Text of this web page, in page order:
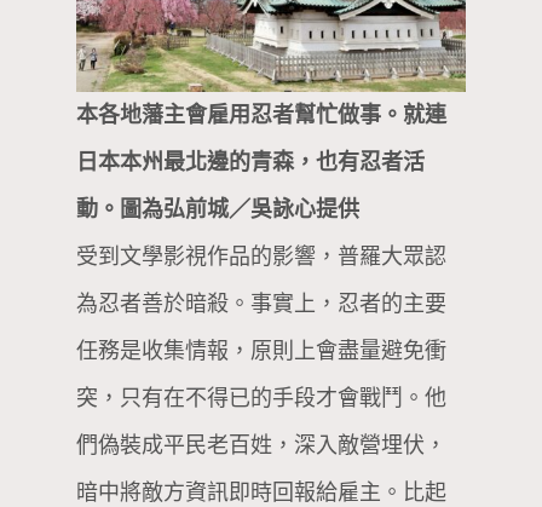
本各地藩主會雇用忍者幫忙做事。就連
日本本州最北邊的青森，也有忍者活
動。圖為弘前城／吳詠心提供
受到文學影視作品的影響，普羅大眾認
為忍者善於暗殺。事實上，忍者的主要
任務是收集情報，原則上會盡量避免衝
突，只有在不得已的手段才會戰鬥。他
們偽裝成平民老百姓，深入敵營埋伏，
暗中將敵方資訊即時回報給雇主。比起